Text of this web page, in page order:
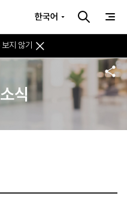
지 않기
한국어
식